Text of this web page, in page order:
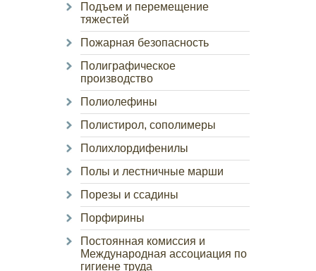
Подъем и перемещение
тяжестей
Пожарная безопасность
Полиграфическое
производство
Полиолефины
Полистирол, сополимеры
Полихлордифенилы
Полы и лестничные марши
Порезы и ссадины
Порфирины
Постоянная комиссия и
Международная ассоциация по
гигиене труда